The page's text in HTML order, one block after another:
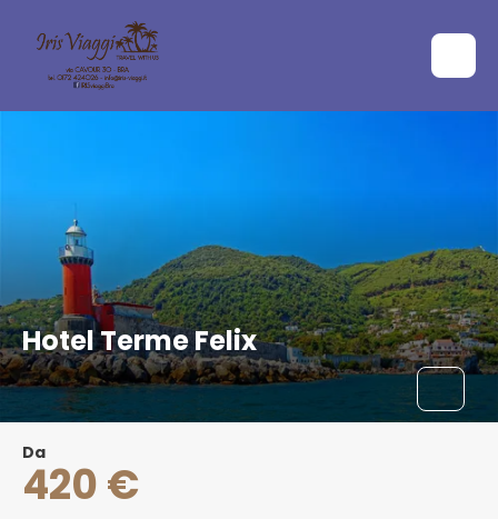
Hotel Terme Felix
Da
420 €